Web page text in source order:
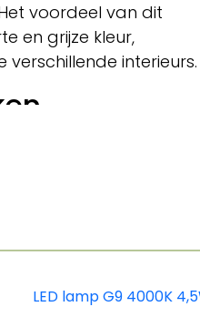
voordeel van dit
en grijze kleur,
interieurs.